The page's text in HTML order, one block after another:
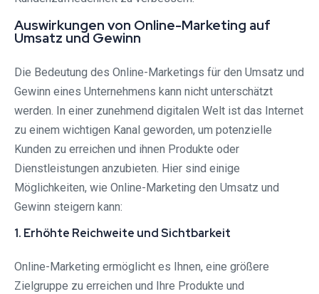
Auswirkungen von Online-Marketing auf
Umsatz und Gewinn
Die Bedeutung des Online-Marketings für den Umsatz und
Gewinn eines Unternehmens kann nicht unterschätzt
werden. In einer zunehmend digitalen Welt ist das Internet
zu einem wichtigen Kanal geworden, um potenzielle
Kunden zu erreichen und ihnen Produkte oder
Dienstleistungen anzubieten. Hier sind einige
Möglichkeiten, wie Online-Marketing den Umsatz und
Gewinn steigern kann:
1. Erhöhte Reichweite und Sichtbarkeit
Online-Marketing ermöglicht es Ihnen, eine größere
Zielgruppe zu erreichen und Ihre Produkte und